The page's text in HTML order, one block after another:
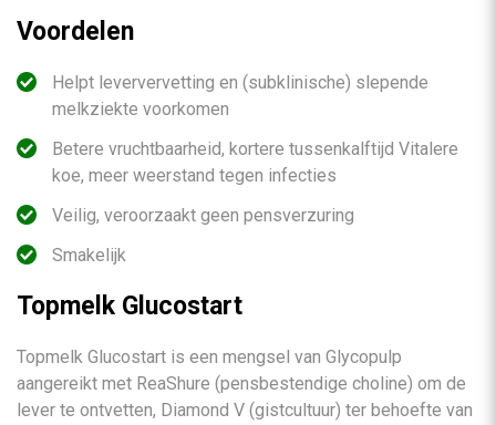
Voordelen
Helpt leververvetting en (subklinische) slepende
melkziekte voorkomen
Betere vruchtbaarheid, kortere tussenkalftijd Vitalere
koe, meer weerstand tegen infecties
Veilig, veroorzaakt geen pensverzuring
Smakelijk
Topmelk Glucostart
Topmelk Glucostart is een mengsel van Glycopulp
aangereikt met ReaShure (pensbestendige choline) om de
lever te ontvetten, Diamond V (gistcultuur) ter behoefte van